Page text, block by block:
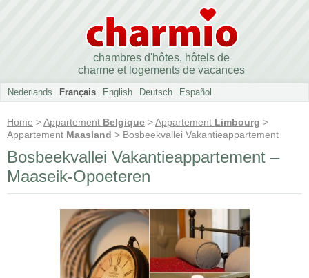
chambres d'hôtes, hôtels de
charme et logements de vacances
Nederlands Français English Deutsch Español
Home >Appartement Belgique >Appartement Limbourg >
Appartement Maasland > Bosbeekvallei Vakantieappartement
Bosbeekvallei Vakantieappartement –
Maaseik-Opoeteren